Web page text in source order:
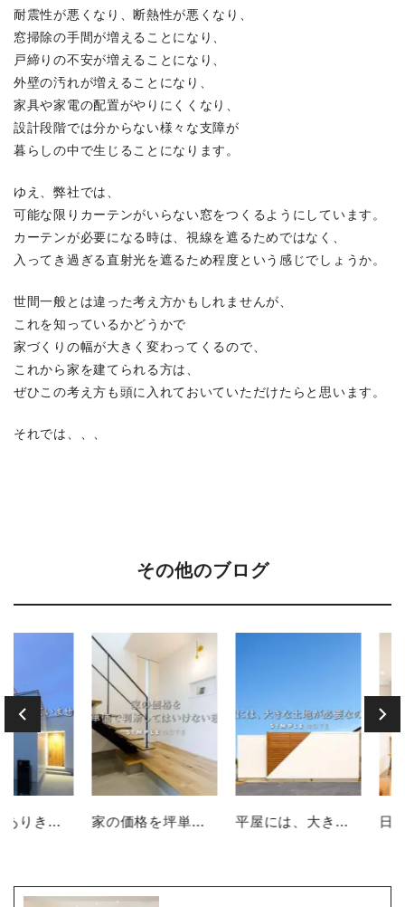
耐震性が悪くなり、断熱性が悪くなり、
窓掃除の手間が増えることになり、
戸締りの不安が増えることになり、
外壁の汚れが増えることになり、
家具や家電の配置がやりにくくなり、
設計段階では分からない様々な支障が
暮らしの中で生じることになります。
ゆえ、弊社では、
可能な限りカーテンがいらない窓をつくるようにしています。
カーテンが必要になる時は、視線を遮るためではなく、
入ってき過ぎる直射光を遮るため程度という感じでしょうか。
世間一般とは違った考え方かもしれませんが、
これを知っているかどうかで
家づくりの幅が大きく変わってくるので、
これから家を建てられる方は、
ぜひこの考え方も頭に入れておいていただけたらと思います。
それでは、、、
その他のブログ
２階建てありきで家を考えていませんか？ 家の価格を坪単価で判断してはいけない理由 平屋には、大きな土地が必要なのか？